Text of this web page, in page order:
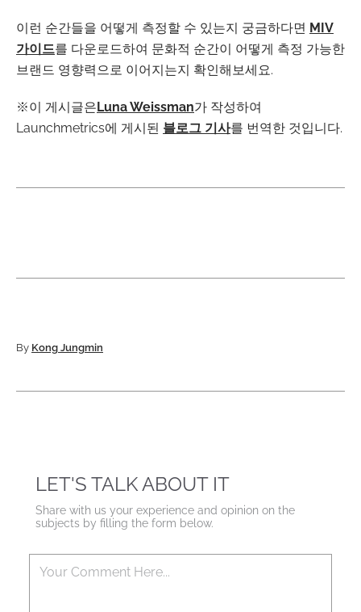
이런 순간들을 어떻게 측정할 수 있는지 궁금하다면 MIV
가이드를 다운로드하여 문화적 순간이 어떻게 측정 가능한
브랜드 영향력으로 이어지는지 확인해보세요.
※이 게시글은 Luna Weissman가 작성하여
Launchmetrics에 게시된 블로그 기사를 번역한 것입니다.
By Kong Jungmin
LET'S TALK ABOUT IT
Share with us your experience and opinion on the
subjects by filling the form below.